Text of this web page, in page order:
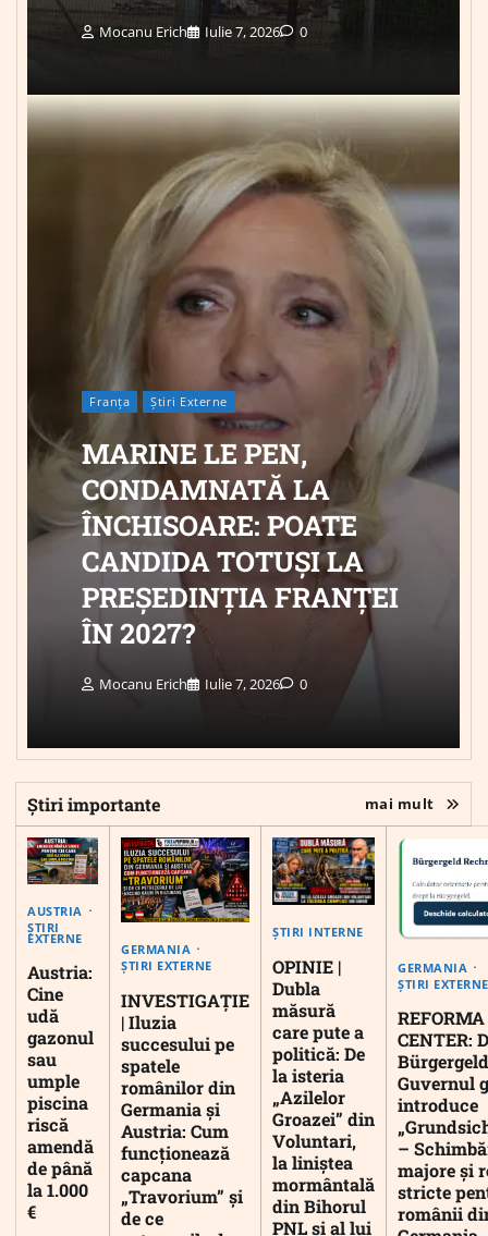
Mocanu Erich Iulie 7, 2026 0
Franța Știri Externe
MARINE LE PEN,
CONDAMNATĂ LA
ÎNCHISOARE: POATE
CANDIDA TOTUȘI LA
PREȘEDINȚIA FRANȚEI
ÎN 2027?
Mocanu Erich Iulie 7, 2026 0
Știri importante mai mult
AUSTRIA
ȘTIRI
EXTERNE
Austria:
Cine
udă
gazonul
sau
umple
piscina
riscă
amendă
de până
la 1.000
€
GERMANIA
ȘTIRI EXTERNE
INVESTIGAȚIE
| Iluzia
succesului pe
spatele
românilor din
Germania și
Austria: Cum
funcționează
capcana
„Travorium” și
de ce
ȘTIRI INTERNE
OPINIE |
Dubla
măsură
care pute a
politică: De
la isteria
„Azilelor
Groazei” din
Voluntari,
la liniștea
mormântală
din Bihorul
PNL și al lui
GERMANIA
ȘTIRI EXTERNE
CENTER:
Guvernul
introduce
–
majore și
stricte
românii